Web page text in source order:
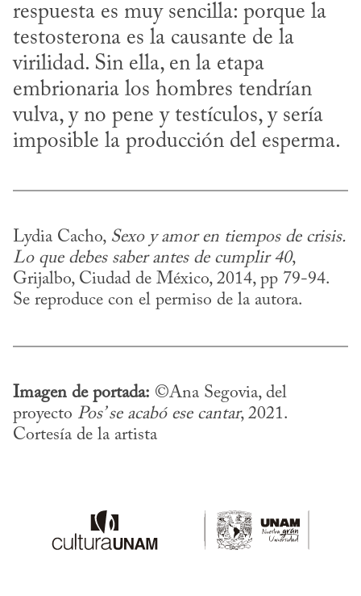
respuesta es muy sencilla: porque la
testosterona es la causante de la
virilidad. Sin ella, en la etapa
embrionaria los hombres tendrían
vulva, y no pene y testículos, y sería
imposible la producción del esperma.
Lydia Cacho, Sexo y amor en tiempos de crisis.
Lo que debes saber antes de cumplir 40,
Grijalbo, Ciudad de México, 2014, pp 79-94.
Se reproduce con el permiso de la autora.
Imagen de portada: ©Ana Segovia, del
proyecto Pos’ se acabó ese cantar, 2021.
Cortesía de la artista